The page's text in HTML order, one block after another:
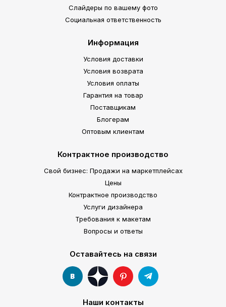
Слайдеры по вашему фото
Социальная ответственность
Информация
Условия доставки
Условия возврата
Условия оплаты
Гарантия на товар
Поставщикам
Блогерам
Оптовым клиентам
Контрактное производство
Свой бизнес: Продажи на маркетплейсах
Цены
Контрактное производство
Услуги дизайнера
Требования к макетам
Вопросы и ответы
Оставайтесь на связи
Наши контакты